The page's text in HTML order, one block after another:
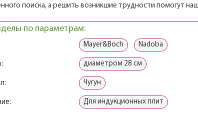
поиска, а решить возникшие трудности помогут
по параметрам:
Mayer&Boch Nadoba
диаметром 28 см
Чугун
Для индукционных плит